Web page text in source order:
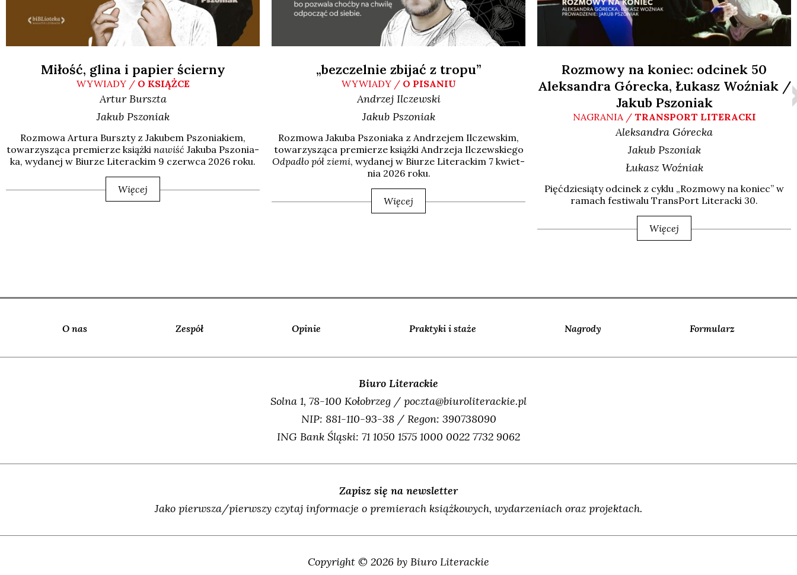
Miłość, glina i papier ścierny
WYWIADY / O KSIĄŻCE
Artur Burszta
Jakub Pszoniak
Roz­mo­wa Artu­ra Bursz­ty z Jaku­bem Pszo­nia­kiem,
towa­rzy­szą­ca pre­mie­rze książ­ki nawiść Jaku­ba Pszo­nia­
ka, wyda­nej w Biu­rze Lite­rac­kim 9 czerw­ca 2026 roku.
Więcej
„bezczelnie zbijać z tropu”
WYWIADY / O PISANIU
Andrzej Ilczewski
Jakub Pszoniak
Roz­mo­wa Jaku­ba Pszo­nia­ka z Andrze­jem Ilczew­skim,
towa­rzy­szą­ca pre­mie­rze książ­ki Andrze­ja Ilczew­skie­go
Odpa­dło pół zie­mi, wyda­nej w Biu­rze Lite­rac­kim 7 kwiet­
nia 2026 roku.
Więcej
Rozmowy na koniec: odcinek 50
Aleksandra Górecka, Łukasz Woźniak /
Jakub Pszoniak
NAGRANIA / TRANSPORT LITERACKI
Aleksandra Górecka
Jakub Pszoniak
Łukasz Woźniak
Pięć­dzie­sią­ty odci­nek z cyklu „Roz­mo­wy na koniec” w
ramach festi­wa­lu Trans­Port Lite­rac­ki 30.
Więcej
O nas Zespół Opinie Praktyki i staże Nagrody Formularz
Biuro Literackie
Solna 1, 78-100 Kołobrzeg / poczta@biuroliterackie.pl
NIP: 881-110-93-38 / Regon: 390738090
ING Bank Śląski: 71 1050 1575 1000 0022 7732 9062
Zapisz się na newsletter
Jako pierwsza/pierwszy czytaj informacje o premierach książkowych, wydarzeniach oraz projektach.
Copyright © 2026 by Biuro Literackie